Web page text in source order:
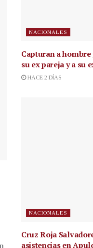
NACIONALES
Capturan a
su ex pareja y a su
HACE 2 DÍAS
NACIONALES
Cruz Roja
asistencias en